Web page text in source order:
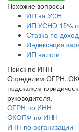
Похожие вопросы
ИП на УСН
ИП УСНО 15%
Ставка по
Индексация
ИП налоги
Поиск по ИНН
Определим ОГРН,
подскажем
руководителя.
ОГРН по ИНН
ОКОПФ по ИНН
ИНН по организации